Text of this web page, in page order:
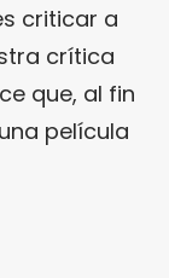
criticar a
crítica
que, al fin
película